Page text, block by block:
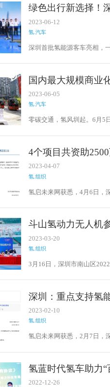
年）》。
绿色出行新选择！
2023-06-12
氢.汽车
深圳首批氢能源客车亮相，
宣布20辆氢能源客车正式投
悉，“中浩易”计划在未来三
企单位，为推动深圳绿色环
国内最大规模商业
2023-06-05
氢.汽车
零碳交通，氢风圳起。6月5
由深圳市京兰新能源汽车服
付60辆将用于腾讯公司以及
能驱动、零碳出行”园区通
中汇报。
4个项目共资助
项目
2023-04-07
氢.组织
氢启未来网获悉，4月6日，
斗山氢动力无人机
2023-03-20
氢.组织
3月16日，深圳市南山区
深圳：重点支持氢
2023-02-10
氢.组织
氢启未来网获悉，2月7日，
氢蓝时代氢车助力“
2022-12-26